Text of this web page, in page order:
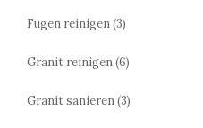
Fugen reinigen(3)
Granit reinigen(6)
Granit sanieren(3)